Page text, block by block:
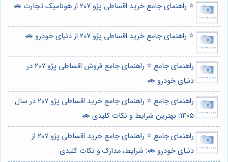
⭐️ راهنمای جامع خرید اقساطی پژو 207 از هونامیک تجارت 🚗
⭐️ راهنمای جامع خرید اقساطی پژو 207 از دنیای خودرو 🚗
راهنمای جامع ⭐️ راهنمای جامع فروش اقساطی پژو 207 در
دنیای خودرو 🚗
راهنمای جامع ⭐️ راهنمای جامع خرید اقساطی پژو 207 در سال
1405: بهترین شرایط و نکات کلیدی 🚗
راهنمای جامع ⭐️ راهنمای جامع خرید اقساطی پژو 207 از
دنیای خودرو 🚗: شرایط، مدارک و نکات کلیدی